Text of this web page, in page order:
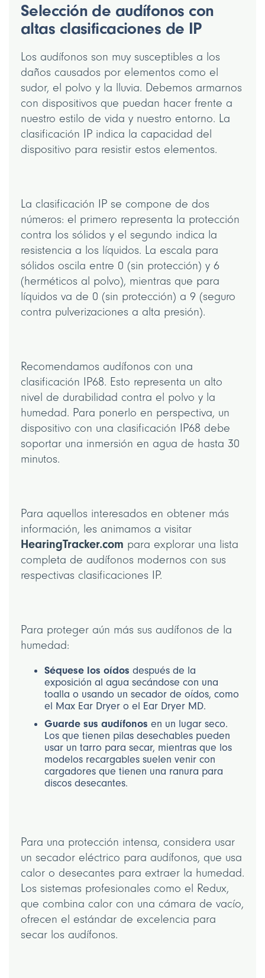
Selección de audífonos con
altas clasificaciones de IP
Los audífonos son muy susceptibles a los
daños causados por elementos como el
sudor, el polvo y la lluvia. Debemos armarnos
con dispositivos que puedan hacer frente a
nuestro estilo de vida y nuestro entorno. La
clasificación IP indica la capacidad del
dispositivo para resistir estos elementos.
La clasificación IP se compone de dos
números: el primero representa la protección
contra los sólidos y el segundo indica la
resistencia a los líquidos. La escala para
sólidos oscila entre 0 (sin protección) y 6
(herméticos al polvo), mientras que para
líquidos va de 0 (sin protección) a 9 (seguro
contra pulverizaciones a alta presión).
Recomendamos audífonos con una
clasificación IP68. Esto representa un alto
nivel de durabilidad contra el polvo y la
humedad. Para ponerlo en perspectiva, un
dispositivo con una clasificación IP68 debe
soportar una inmersión en agua de hasta 30
minutos.
Para aquellos interesados en obtener más
información, les animamos a visitar
HearingTracker.com para explorar una lista
completa de audífonos modernos con sus
respectivas clasificaciones IP.
Para proteger aún más sus audífonos de la
humedad:
Séquese los oídos después de la
exposición al agua secándose con una
toalla o usando un secador de oídos, como
el Max Ear Dryer o el Ear Dryer MD.
Guarde sus audífonos en un lugar seco.
Los que tienen pilas desechables pueden
usar un tarro para secar, mientras que los
modelos recargables suelen venir con
cargadores que tienen una ranura para
discos desecantes.
Para una protección intensa, considera usar
un secador eléctrico para audífonos, que usa
calor o desecantes para extraer la humedad.
Los sistemas profesionales como el Redux,
que combina calor con una cámara de vacío,
ofrecen el estándar de excelencia para
secar los audífonos.